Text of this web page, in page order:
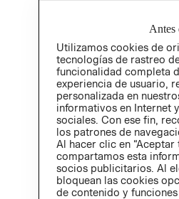
Antes
Utilizamos cookies de
tecnologías de rastreo
funcionalidad completa
experiencia de usuario,
personalizada en
informativos en Internet
sociales. Con ese fin,
los patrones de
Al hacer clic en “Aceptar
compartamos esta
socios publicitarios. Al
bloquean las cookies
de contenido y